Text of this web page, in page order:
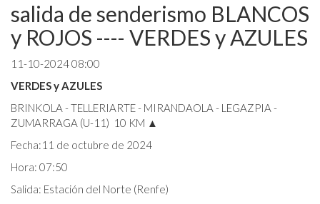
salida de senderismo BLANCOS
y ROJOS ---- VERDES y AZULES
11-10-2024 08:00
VERDES y AZULES
BRINKOLA - TELLERIARTE - MIRANDAOLA - LEGAZPIA -
ZUMARRAGA (U-11) 10 KM ▲
Fecha:11 de octubre de 2024
Hora: 07:50
Salida: Estación del Norte (Renfe)